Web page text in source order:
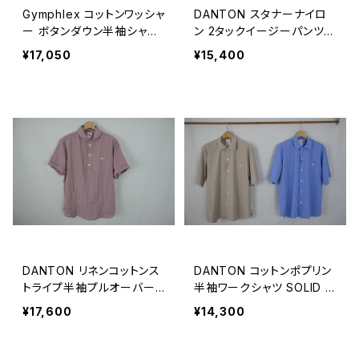
Gymphlex コットンワッシャ
ー ボタンダウン半袖シャツ
CHECK MEN
¥17,050
DANTON スタナーナイロ
ン 2タックイージーパンツ
MEN
¥15,400
DANTON リネンコットンス
トライプ半袖プルオーバー
MEN
¥17,600
DANTON コットンポプリン
半袖ワークシャツ SOLID M
EN
¥14,300